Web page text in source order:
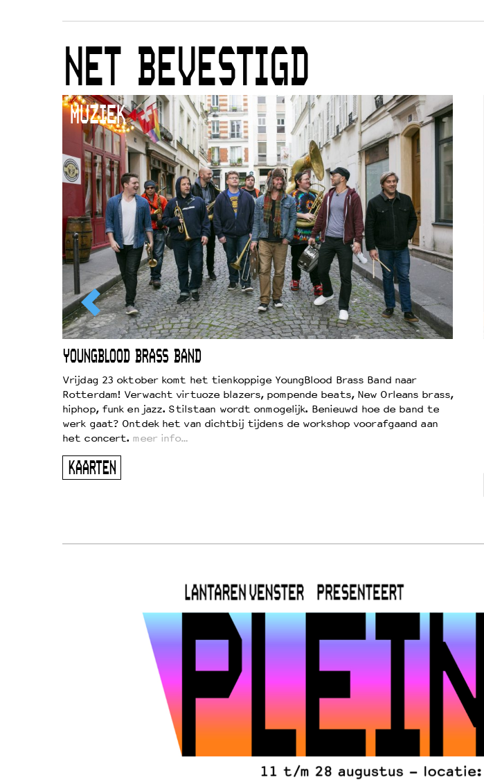
NET BEVESTIGD
MUZIEK
YOUNGBLOOD BRASS BAND
Vrijdag 23 oktober komt het tienkoppige YoungBlood Brass Band naar
Rotterdam! Verwacht virtuoze blazers, pompende beats, New Orleans brass,
hiphop, funk en jazz. Stilstaan wordt onmogelijk. Benieuwd hoe de band te
werk gaat? Ontdek het van dichtbij tijdens de workshop voorafgaand aan
het concert. meer info…
KAARTEN